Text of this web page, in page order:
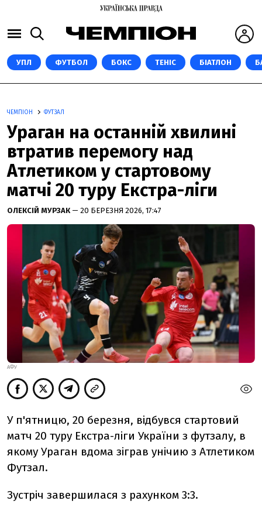
УПЛ ФУТБОЛ БОКС ТЕНІС БІАТЛОН
ЧЕМПІОН ФУТЗАЛ
Ураган на останній хвилині
втратив перемогу над
Атлетиком у стартовому
матчі 20 туру Екстра-ліги
ОЛЕКСІЙ МУРЗАК — 20 БЕРЕЗНЯ 2026, 17:47
АФУ
У п'ятницю, 20 березня, відбувся стартовий
матч 20 туру Екстра-ліги України з футзалу, в
якому Ураган вдома зіграв унічию з Атлетиком
Футзал.
Зустріч завершилася з рахунком 3:3.